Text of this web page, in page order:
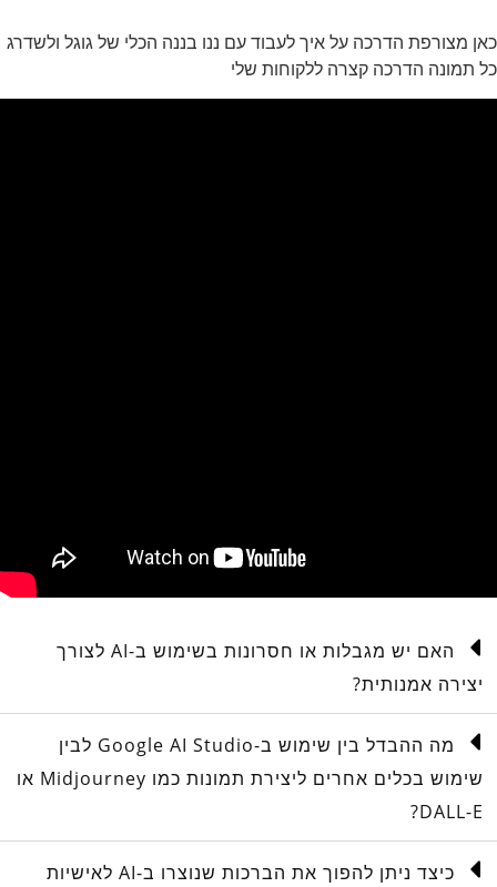
כאן מצורפת הדרכה על איך לעבוד עם ננו בננה הכלי של גוגל ולשדרג
כל תמונה הדרכה קצרה ללקוחות שלי
האם יש מגבלות או חסרונות בשימוש ב-AI לצורך
יצירה אמנותית?
מה ההבדל בין שימוש ב-Google AI Studio לבין
שימוש בכלים אחרים ליצירת תמונות כמו Midjourney או
DALL-E?
כיצד ניתן להפוך את הברכות שנוצרו ב-AI לאישיות